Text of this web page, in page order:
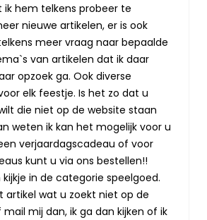
hem telkens probeer te
nieuwe artikelen, er is ook
meer vraag naar bepaalde
van artikelen dat ik daar
opzoek ga. Ook diverse
elk feestje. Is het zo dat u
die niet op de website staan
weten ik kan het mogelijk voor u
verjaardagscadeau of voor
kunt u via ons bestellen!!
in de categorie speelgoed.
artikel wat u zoekt niet op de
mij dan, ik ga dan kijken of ik